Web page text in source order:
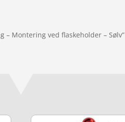
– Montering ved flaskeholder – Sølv”